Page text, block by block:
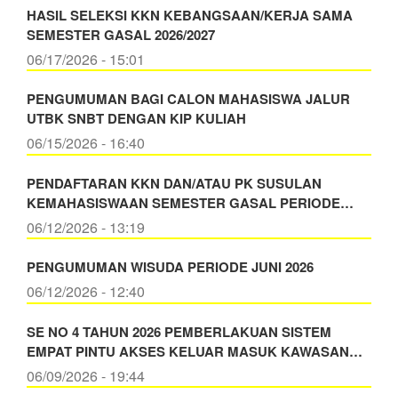
HASIL SELEKSI KKN KEBANGSAAN/KERJA SAMA
SEMESTER GASAL 2026/2027
06/17/2026 - 15:01
PENGUMUMAN BAGI CALON MAHASISWA JALUR
UTBK SNBT DENGAN KIP KULIAH
06/15/2026 - 16:40
PENDAFTARAN KKN DAN/ATAU PK SUSULAN
KEMAHASISWAAN SEMESTER GASAL PERIODE…
06/12/2026 - 13:19
PENGUMUMAN WISUDA PERIODE JUNI 2026
06/12/2026 - 12:40
SE NO 4 TAHUN 2026 PEMBERLAKUAN SISTEM
EMPAT PINTU AKSES KELUAR MASUK KAWASAN…
06/09/2026 - 19:44